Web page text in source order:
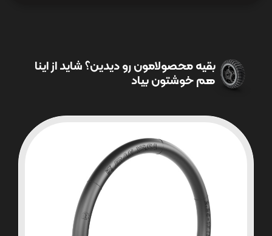
بقیه محصولامون رو دیدین؟ شاید از اینا
هم خوشتون بیاد